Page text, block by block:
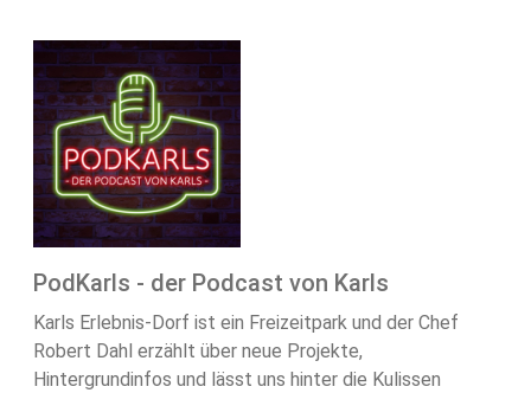
PodKarls - der Podcast von Karls
Karls Erlebnis-Dorf ist ein Freizeitpark und der Chef
Robert Dahl erzählt über neue Projekte,
Hintergrundinfos und lässt uns hinter die Kulissen